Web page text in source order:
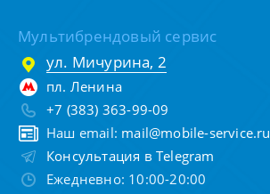
Мультибрендовый сервис
ул. Мичурина, 2
пл. Ленина
+7 (383) 363-99-09
Наш email: mail@mobile-service.ru
Консультация в Telegram
Ежедневно: 10:00-20:00